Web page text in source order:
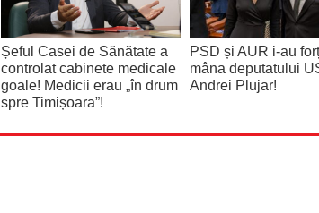
Șeful Casei de Sănătate a
controlat cabinete medicale
goale! Medicii erau „în drum
spre Timișoara”!
PSD și AUR i-au
mâna deputatului
Andrei Plujar!